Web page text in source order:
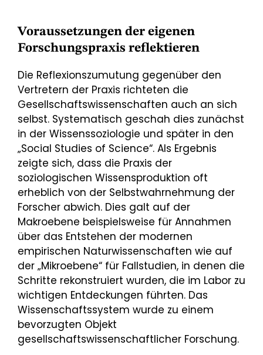
Voraussetzungen der eigenen
Forschungspraxis reflektieren
Die Reflexionszumutung gegenüber den
Vertretern der Praxis richteten die
Gesellschaftswissenschaften auch an sich
selbst. Systematisch geschah dies zunächst
in der Wissenssoziologie und später in den
„Social Studies of Science“. Als Ergebnis
zeigte sich, dass die Praxis der
soziologischen Wissensproduktion oft
erheblich von der Selbstwahrnehmung der
Forscher abwich. Dies galt auf der
Makroebene beispielsweise für Annahmen
über das Entstehen der modernen
empirischen Naturwissenschaften wie auf
der „Mikroebene“ für Fallstudien, in denen die
Schritte rekonstruiert wurden, die im Labor zu
wichtigen Entdeckungen führten. Das
Wissenschaftssystem wurde zu einem
bevorzugten Objekt
gesellschaftswissenschaftlicher Forschung.